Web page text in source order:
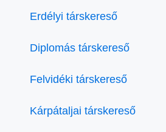
Erdélyi társkereső
Diplomás társkereső
Felvidéki társkereső
Kárpátaljai társkereső